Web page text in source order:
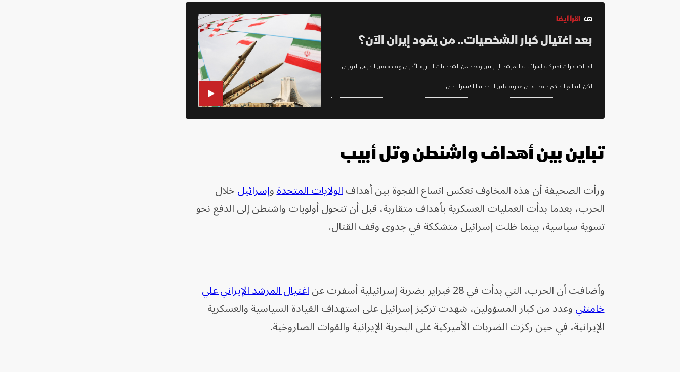
اقرأ أيضاً
بعد اغتيال كبار الشخصيات.. من يقود إيران الآن؟
اغتالت غارات أميركية إسرائيلية المرشد الإيراني وعدد من الشخصيات البارزة الأخرى وقادة في الحرس الثوري،
لكن النظام الحاكم حافظ على قدرته على التخطيط الاستراتيجي.
تباين بين أهداف واشنطن وتل أبيب
ورأت الصحيفة أن هذه المخاوف تعكس اتساع الفجوة بين أهدافالولايات المتحدةوإسرائيلخلال
الحرب، بعدما بدأت العمليات العسكرية بأهداف متقاربة، قبل أن تتحول أولويات واشنطن إلى الدفع نحو
تسوية سياسية، بينما ظلت إسرائيل متشككة في جدوى وقف القتال.
وأضافت أن الحرب، التي بدأت في 28 فبراير بضربة إسرائيلية أسفرت عن
اغتيال المرشد الإيراني علي
خامنئيوعدد من كبار المسؤولين، شهدت تركيز إسرائيل على استهداف القيادة السياسية والعسكرية
الإيرانية، في حين ركزت الضربات الأميركية على البحرية الإيرانية والقوات الصاروخية.